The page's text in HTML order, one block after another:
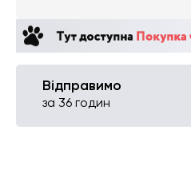
Відправимо
за 36 годин